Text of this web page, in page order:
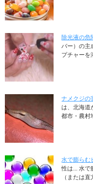
除光液の危
バー）の主
プチャーを
ナメクジの
は、北海道
都市・農村
水で膨らむ
性は... 水で
（または